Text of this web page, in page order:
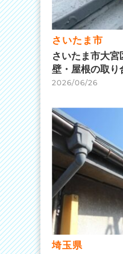
さいたま市
さいたま市大
壁・屋根の取り
2026/06/26
埼玉県